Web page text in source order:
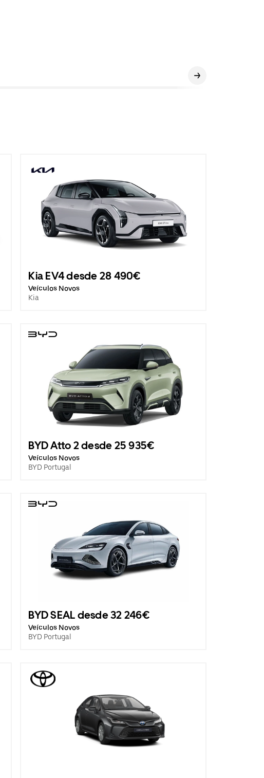
Kia EV4 desde 28 490€
Veículos Novos
Kia
BYD Atto 2 desde 25 935€
Veículos Novos
BYD Portugal
BYD SEAL desde 32 246€
Veículos Novos
BYD Portugal